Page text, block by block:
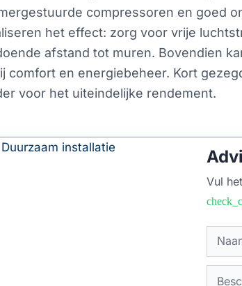
compressoren en goed
het effect: zorg voor vrije
afstand tot muren. Bovendien
comfort en energiebeheer. Kort
voor het uiteindelijke rendement.
Vul